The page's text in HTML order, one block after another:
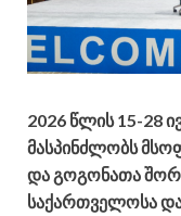
2026 წლის 15-28
მასპინძლობს
და გოგონათა
საქართველოსა